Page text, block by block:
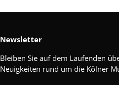
Newsletter
Bleiben Sie auf dem Laufenden
Neuigkeiten rund um die Kölner